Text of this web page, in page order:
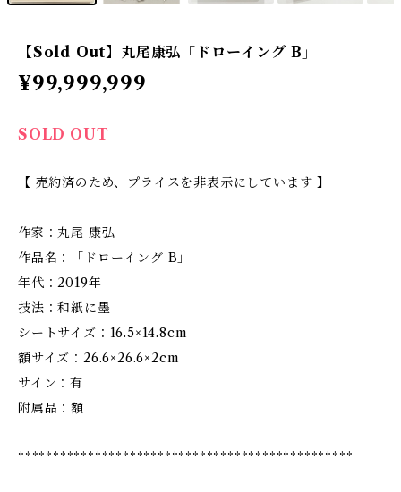
【Sold Out】丸尾康弘「ドローイング B」
¥99,999,999
SOLD OUT
【 売約済のため、プライスを非表示にしています 】
作家：丸尾 康弘
作品名：「ドローイング B」
年代：2019年
技法：和紙に墨
シートサイズ：16.5×14.8cm
額サイズ：26.6×26.6×2cm
サイン：有
附属品：額
************************************************